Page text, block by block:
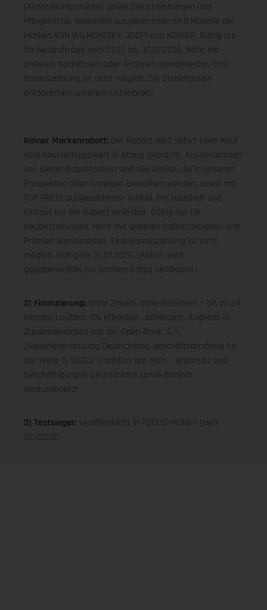
(Ausstellungsstücke) sowie Dienstleistungen und
Pflegemittel. Weiterhin ausgenommen sind Modelle der
Marken VON WILMOWSKY, JOOP! und KOINOR. Gültig nur
für Neuaufträge vom 01.07. bis 30.07.2026. Nicht mit
anderen Nachlässen oder Aktionen kombinierbar. Eine
Barauszahlung ist nicht möglich. Die Streichpreise
entsprechen unserem Listenpreis.
Koinor Markenrabatt: Der Rabatt wird sofort beim Kauf
vom Kaufvertragswert in Abzug gebracht. Ausgenommen
von dieser Rabattaktion sind alle Artikel, die in unseren
Prospekten oder Anzeigen beworben werden, sowie mit
TOP PREIS ausgezeichnete Artikel. Pro Haushalt und
Einkauf nur ein Rabatt einlösbar. Gültig nur für
Neubestellungen. Nicht mit anderen Rabattaktionen und
Prämien kombinierbar. Eine Barauszahlung ist nicht
möglich. Gültig bis 31.07.2026. (Aktion wird
gegebenenfalls bei großem Erfolg verlängert).
2) Finanzierung: Ohne Zinsen, ohne Gebühren – bis zu 24
Monate Laufzeit, 0% effektiver Jahreszins. Angebot in
Zusammenarbeit mit der Open Bank, S.A.,
Zweigniederlassung Deutschland, geschäftsansässig An
der Welle 5, 60322 Frankfurt am Main – Wohnsitz und
Beschäftigung in Deutschland sowie Bonität
vorausgesetzt
3) Testsieger: veröffentlicht in FOCUS-MONEY (Heft
32/2025)